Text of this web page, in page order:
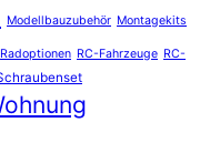
Modellbauzubehör Montagekits
Radoptionen RC-Fahrzeuge RC-